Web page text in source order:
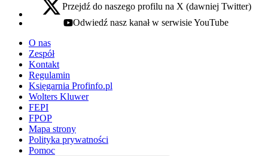
x - otwiera się w nowej karcie
Przejdź do naszego profilu na X (dawniej Twitter)
youtube - otwiera się w nowej karcie
Odwiedź nasz kanał w serwisie YouTube
O nas
Zespół
Kontakt
Regulamin
Księgarnia Profinfo.pl
Wolters Kluwer
FEPI
FPOP
Mapa strony
Polityka prywatności
Pomoc